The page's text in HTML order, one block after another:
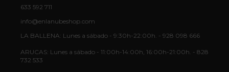
633 592 711
info@enlanubeshop.com
LA BALLENA: Lunes a sábado - 9:30h-22:00h. - 928 098 666
ARUCAS: Lunes a sábado - 11:00h-14:00h, 16:00h-21:00h. - 828
732 533